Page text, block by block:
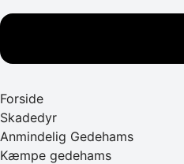
Forside
Skadedyr
Anmindelig Gedehams
Kæmpe gedehams